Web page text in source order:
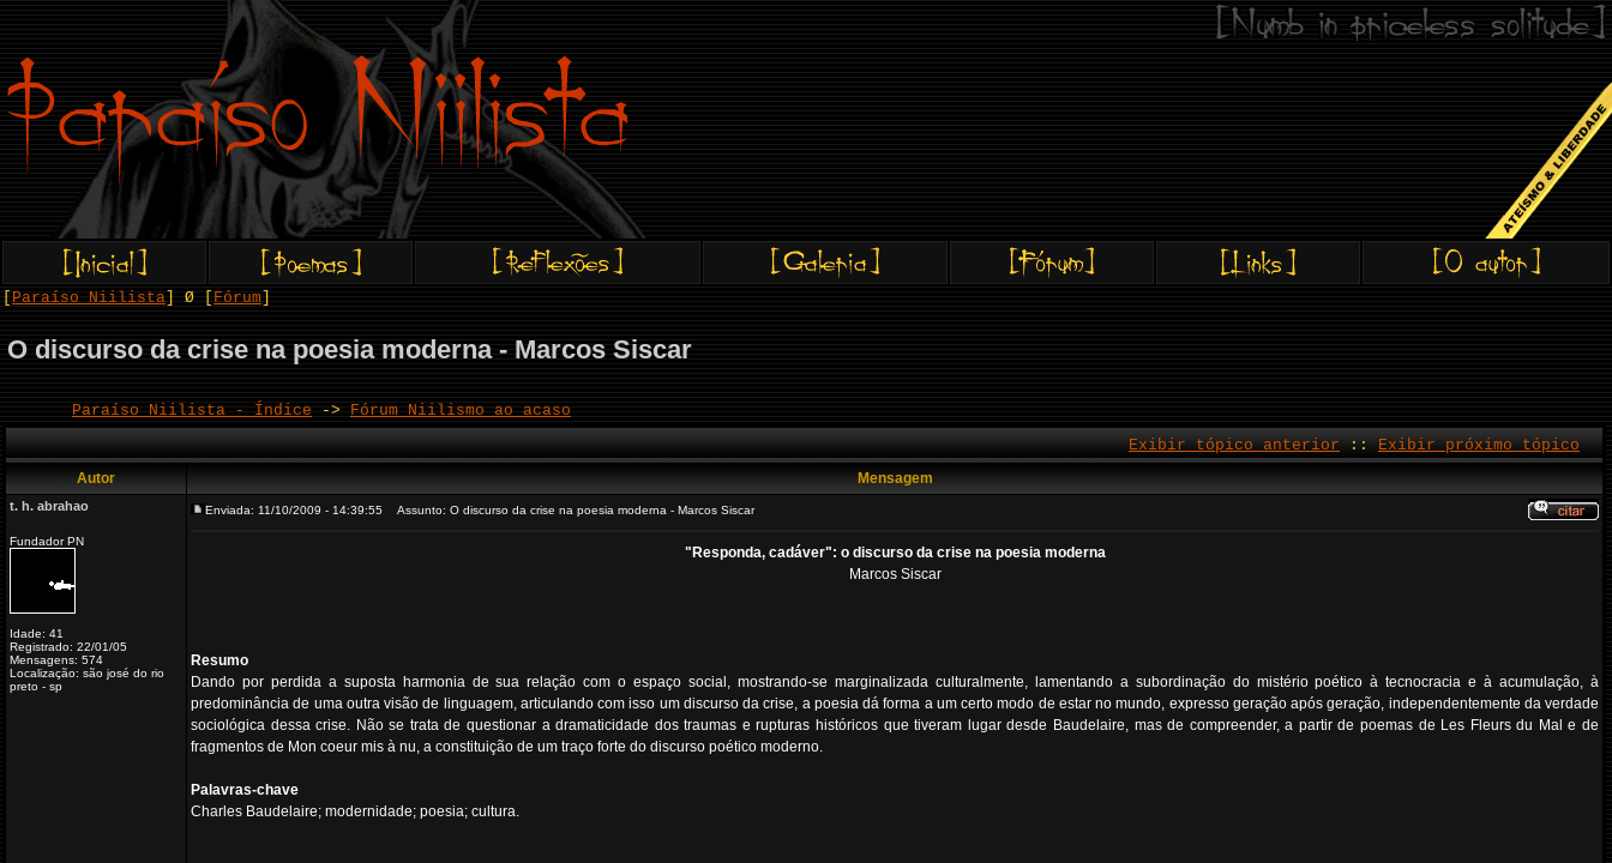
Paraíso Niilista ] Ø [ Fórum
O discurso da crise na poesia moderna - Marcos Siscar
Paraíso Niilista - Índice -> Fórum Niilismo ao acaso
Exibir tópico anterior :: Exibir próximo tópico
Autor Mensagem
t. h. abrahao
Fundador PN
Idade: 41
Registrado: 22/01/05
Mensagens: 574
Localização: são josé do rio
preto - sp
Enviada: 11/10/2009 - 14:39:55 Assunto: O discurso da crise na poesia moderna - Marcos Siscar
"Responda, cadáver": o discurso da crise na poesia moderna
Marcos Siscar
Resumo
Dando por perdida a suposta harmonia de sua relação com o espaço social, mostrando-se marginalizada culturalmente, lamentando a subordinação do mistério poético à tecnocracia e à acumulação, à
predominância de uma outra visão de linguagem, articulando com isso um discurso da crise, a poesia dá forma a um certo modo de estar no mundo, expresso geração após geração, independentemente da verdade
sociológica dessa crise. Não se trata de questionar a dramaticidade dos traumas e rupturas históricos que tiveram lugar desde Baudelaire, mas de compreender, a partir de poemas de Les Fleurs du Mal e de
fragmentos de Mon coeur mis à nu, a constituição de um traço forte do discurso poético moderno.
Palavras-chave
Charles Baudelaire; modernidade; poesia; cultura.